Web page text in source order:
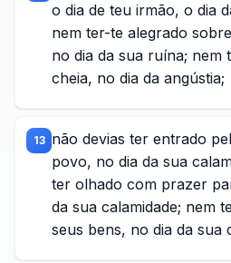
o dia de teu irmão, o dia
nem ter-te alegrado
no dia da sua ruína; nem
cheia, no dia da angústia;
13 não devias ter entrado
povo, no dia da sua
ter olhado com prazer
da sua calamidade; nem
seus bens, no dia da sua